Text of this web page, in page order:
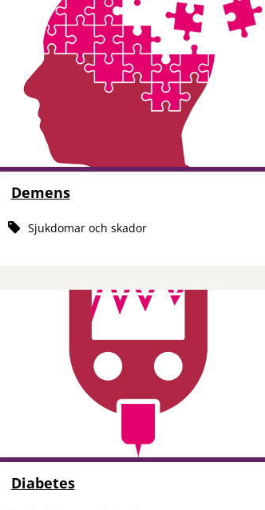
Demens
Sjukdomar och skador
Diabetes